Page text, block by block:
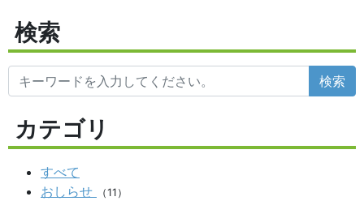
検索
検索
カテゴリ
すべて
おしらせ
（11）